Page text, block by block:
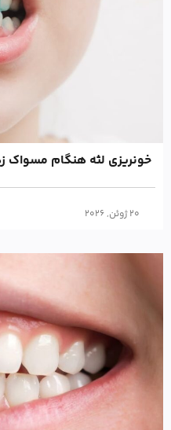
خونریزی لثه هنگام مسواک زدن